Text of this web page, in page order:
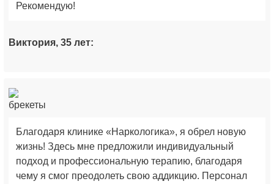
Рекомендую!
Виктория, 35 лет:
Благодаря клинике «Наркологика», я обрел новую
жизнь! Здесь мне предложили индивидуальный
подход и профессиональную терапию, благодаря
чему я смог преодолеть свою аддикцию. Персонал